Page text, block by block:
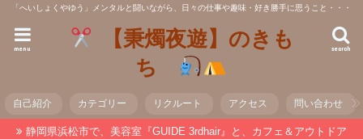
「へいしょくやゆう」メンタルと闘いながら、日々の仕事や趣味・好き勝手に思うこと・・・
【秉燭夜遊】のきも
ち
search
menu
自己紹介 カテゴリー リクルート アクセス 問い合わせ
静岡県浜松市で、美容室『GUIDE 3rdhair』と、カフェ＆アウトドア